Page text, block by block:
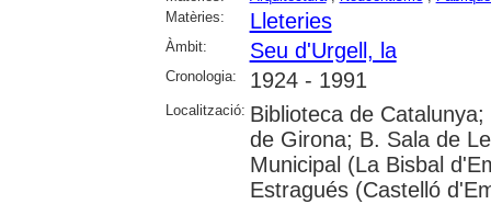
Matèries:
Lleteries
Àmbit: Seu d'Urgell, la
Cronologia: 1924 - 1991
Localització: Biblioteca de
de Girona; B. Sala de
Municipal (La Bisbal
Estragués (Castelló